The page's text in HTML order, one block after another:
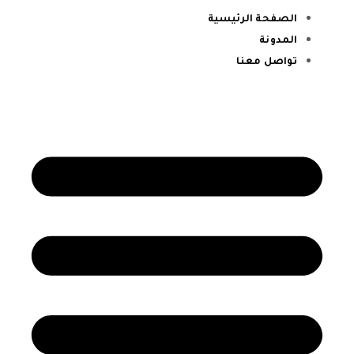
الصفحة الرئيسية
المدونة
تواصل معنا